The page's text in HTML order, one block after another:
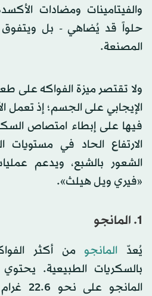
والفيتامينات ومضادات
حلواً قد يُضاهي - بل ويتفوق
المصنعة.
ولا تقتصر ميزة الفواكه على
الإيجابي على الجسم؛ إذ تعمل
فيها على إبطاء امتصاص
الارتفاع الحاد في مستويات
الشعور بالشبع، ويدعم
«فيري ويل هيلث».
1. المانجو
يُعدّ المانجو من أكثر
بالسكريات الطبيعية.